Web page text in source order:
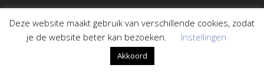
Elegant Themes
Deze website maakt gebruik van verschillende cookies, zodat
je de website beter kan bezoeken.
Instellingen
Akkoord